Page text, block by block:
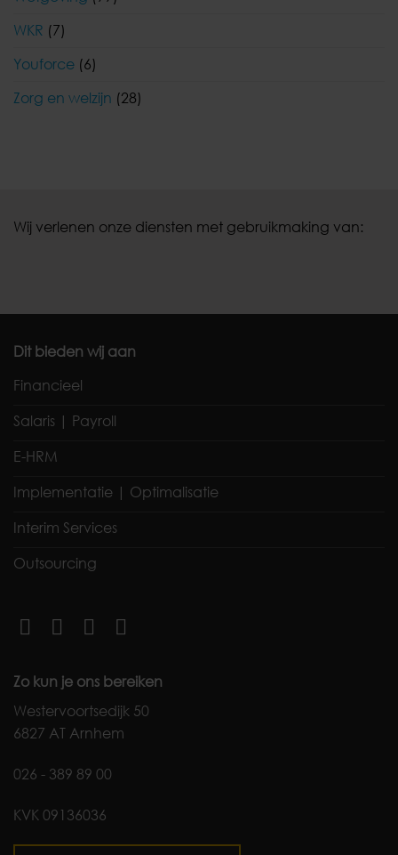
WKR (7)
Youforce (6)
Zorg en welzijn (28)
Wij verlenen onze diensten met gebruikmaking van:
Dit bieden wij aan
Financieel
Salaris | Payroll
E-HRM
Implementatie | Optimalisatie
Interim Services
Outsourcing
Zo kun je ons bereiken
Westervoortsedijk 50
6827 AT Arnhem
026 - 389 89 00
KVK 09136036